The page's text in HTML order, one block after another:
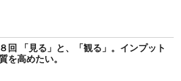
回 「見る」と、「観る」。インプット
を高めたい。